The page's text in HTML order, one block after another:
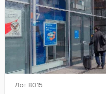
Лот 8015